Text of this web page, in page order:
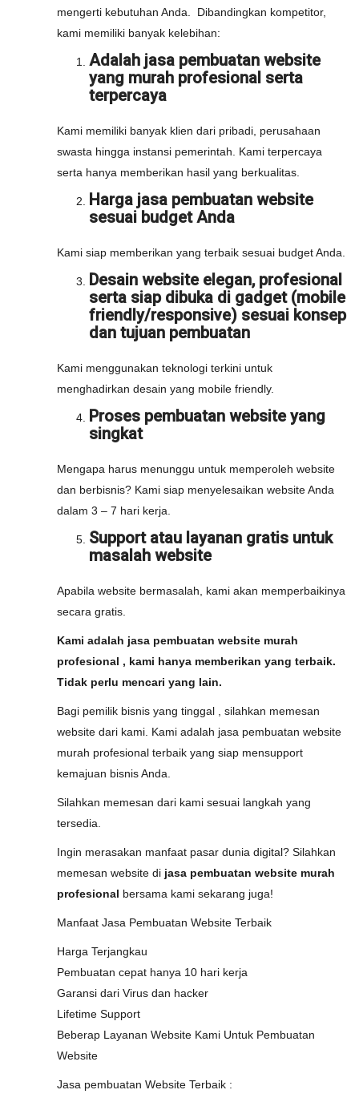
mengerti kebutuhan Anda. Dibandingkan kompetitor,
kami memiliki banyak kelebihan:
Adalah jasa pembuatan website
yang murah profesional serta
terpercaya
Kami memiliki banyak klien dari pribadi, perusahaan
swasta hingga instansi pemerintah. Kami terpercaya
serta hanya memberikan hasil yang berkualitas.
Harga jasa pembuatan website
sesuai budget Anda
Kami siap memberikan yang terbaik sesuai budget Anda.
Desain website elegan, profesional
serta siap dibuka di gadget (mobile
friendly/responsive) sesuai konsep
dan tujuan pembuatan
Kami menggunakan teknologi terkini untuk
menghadirkan desain yang mobile friendly.
Proses pembuatan website yang
singkat
Mengapa harus menunggu untuk memperoleh website
dan berbisnis? Kami siap menyelesaikan website Anda
dalam 3 – 7 hari kerja.
Support atau layanan gratis untuk
masalah website
Apabila website bermasalah, kami akan memperbaikinya
secara gratis.
Kami adalah jasa pembuatan website murah
profesional , kami hanya memberikan yang terbaik.
Tidak perlu mencari yang lain.
Bagi pemilik bisnis yang tinggal , silahkan memesan
website dari kami. Kami adalah jasa pembuatan website
murah profesional terbaik yang siap mensupport
kemajuan bisnis Anda.
Silahkan memesan dari kami sesuai langkah yang
tersedia.
Ingin merasakan manfaat pasar dunia digital? Silahkan
memesan website di jasa pembuatan website murah
profesional bersama kami sekarang juga!
Manfaat Jasa Pembuatan Website Terbaik
Harga Terjangkau
Pembuatan cepat hanya 10 hari kerja
Garansi dari Virus dan hacker
Lifetime Support
Beberap Layanan Website Kami Untuk Pembuatan
Website
Jasa pembuatan Website Terbaik :